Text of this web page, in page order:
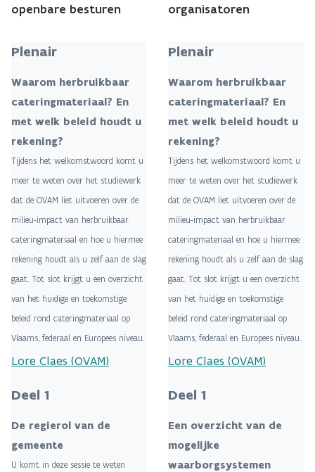
openbare besturen
Plenair
​​​Waarom herbruikbaar
cateringmateriaal? En
met welk beleid houdt u
rekening?
Tijdens het welkomstwoord komt u
meer te weten over het studiewerk
dat de OVAM liet uitvoeren over de
milieu-impact van herbruikbaar
cateringmateriaal en hoe u hiermee
rekening houdt als u zelf aan de slag
gaat. Tot slot krijgt u een overzicht
van het huidige en toekomstige
beleid rond cateringmateriaal op
Vlaams, federaal en Europees niveau.
Lore Claes (OVAM)
Deel 1
De regierol van de
gemeente
U komt in deze sessie te weten
organisatoren
Plenair
​​​Waarom herbruikbaar
cateringmateriaal? En
met welk beleid houdt u
rekening?
Tijdens het welkomstwoord komt u
meer te weten over het studiewerk
dat de OVAM liet uitvoeren over de
milieu-impact van herbruikbaar
cateringmateriaal en hoe u hiermee
rekening houdt als u zelf aan de slag
gaat. Tot slot krijgt u een overzicht
van het huidige en toekomstige
beleid rond cateringmateriaal op
Vlaams, federaal en Europees niveau.
Lore Claes (OVAM)
Deel 1
Een overzicht van de
mogelijke
waarborgsystemen